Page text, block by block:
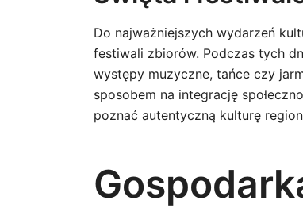
Do najważniejszych wydarzeń
festiwali zbiorów. Podczas tych
występy muzyczne, tańce czy
sposobem na integrację
poznać autentyczną kulturę